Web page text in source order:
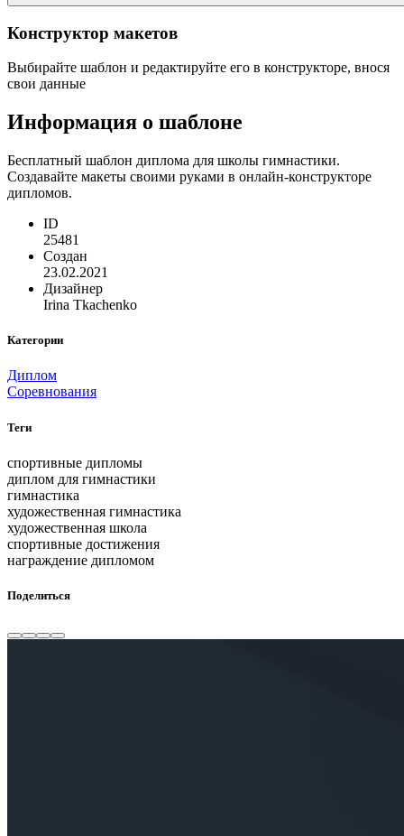
Конструктор макетов
Выбирайте шаблон и редактируйте его в конструкторе, внося
свои данные
Информация о шаблоне
Бесплатный шаблон диплома для школы гимнастики.
Создавайте макеты своими руками в онлайн-конструкторе
дипломов.
ID
25481
Создан
23.02.2021
Дизайнер
Irina Tkachenko
Категории
Диплом
Соревнования
Теги
спортивные дипломы
диплом для гимнастики
гимнастика
художественная гимнастика
художественная школа
спортивные достижения
награждение дипломом
Поделиться